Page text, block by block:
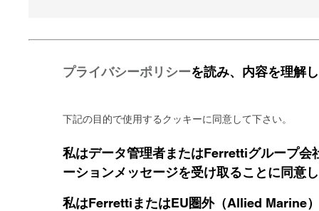
プライバシーポリシーを読み、内容を理解
下記の目的で使用するクッキーに同意して下さい。
私はデータ管理者またはFerrettiグループ会
ーションメッセージを受け取ることに同意
私はFerrettiまたはEU圏外（Allied Marine